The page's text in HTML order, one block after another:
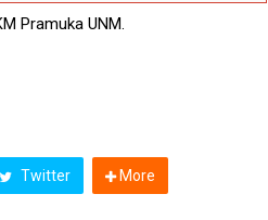
Pramuka UNM.
Twitter More